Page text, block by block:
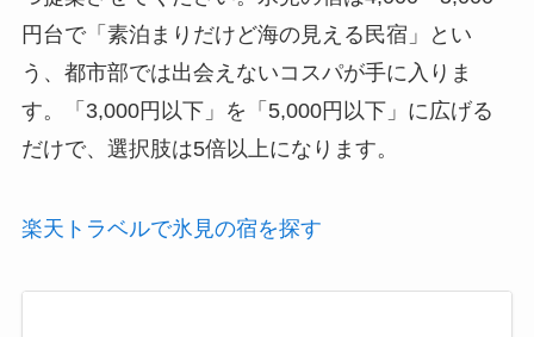
円台で「素泊まりだけど海の見える民宿」とい
う、都市部では出会えないコスパが手に入りま
す。「3,000円以下」を「5,000円以下」に広げる
だけで、選択肢は5倍以上になります。
楽天トラベルで氷見の宿を探す